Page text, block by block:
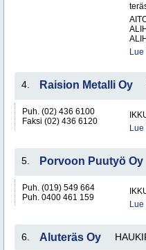
4. Raision Metalli Oy
Puh. (02) 436 6100
Faksi (02) 436 6120
5. Porvoon Puutyö Oy
Puh. (019) 549 664
Puh. 0400 461 159
6. Aluteräs Oy